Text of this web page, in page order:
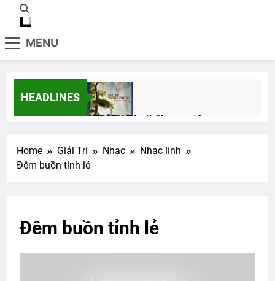
MENU
HEADLINES
CTBCTY Tập II Chương 12
Home Giải Trí Nhạc
Nhạc lính
Đêm buồn tỉnh lẻ
Đêm buồn tỉnh lẻ